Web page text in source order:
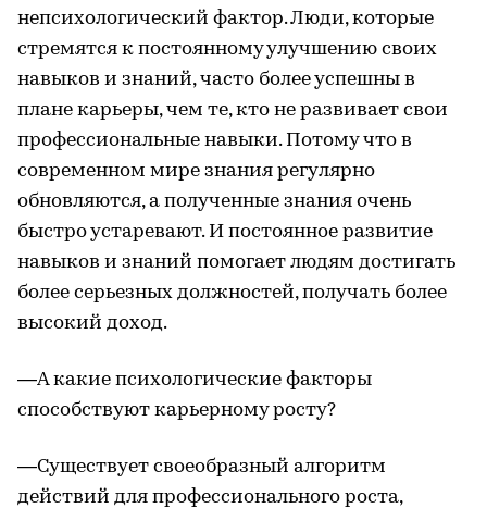
непсихологический фактор. Люди, которые
стремятся к постоянному улучшению своих
навыков и знаний, часто более успешны в
плане карьеры, чем те, кто не развивает свои
профессиональные навыки. Потому что в
современном мире знания регулярно
обновляются, а полученные знания очень
быстро устаревают. И постоянное развитие
навыков и знаний помогает людям достигать
более серьезных должностей, получать более
высокий доход.
—А какие психологические факторы
способствуют карьерному росту?
—Существует своеобразный алгоритм
действий для профессионального роста,